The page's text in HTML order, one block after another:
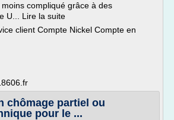
compliqué grâce à des
U... Lire la suite
client Compte Nickel Compte en
chômage partiel ou
pour le ...